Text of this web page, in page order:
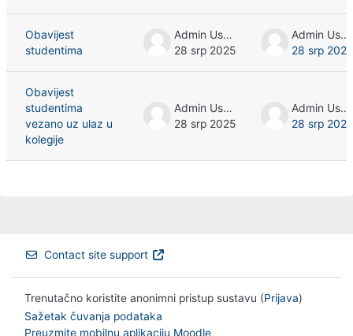
Obavijest
studentima
Admin User
28 srp 2025
Admin User
28 srp 2025
Obavijest
studentima
vezano uz ulaz u
kolegije
Admin User
28 srp 2025
Admin User
28 srp 2025
Contact site support
Trenutačno koristite anonimni pristup sustavu (Prijava)
Sažetak čuvanja podataka
Preuzmite mobilnu aplikaciju Moodle